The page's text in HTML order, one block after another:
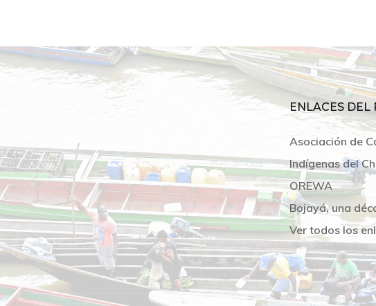
ENLACES DEL
Asociación de
Indígenas del
OREWA
Bojayá, una
Ver todos los